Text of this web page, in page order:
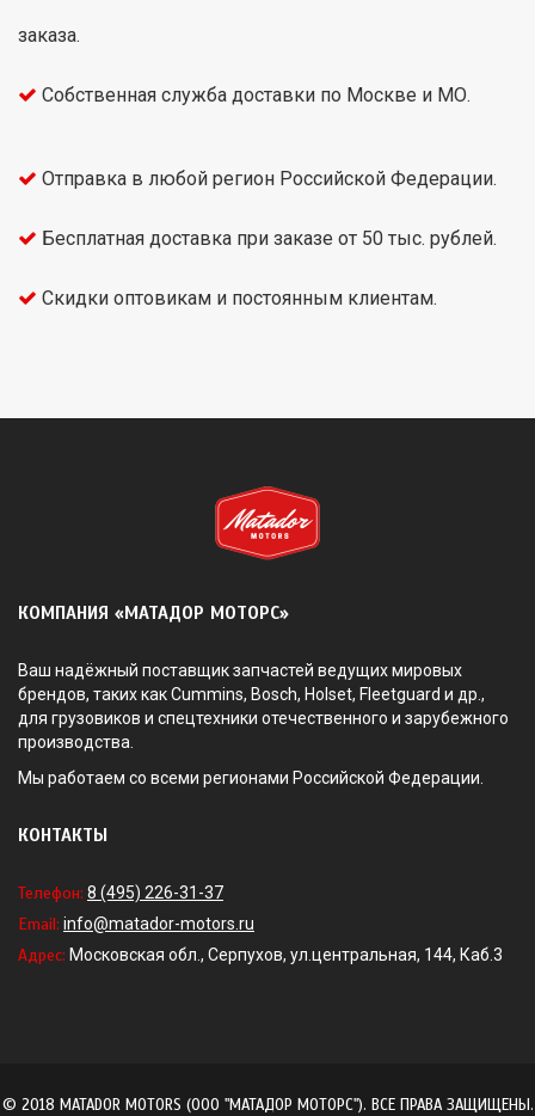
заказа.
Собственная служба доставки по Москве и МО.
Отправка в любой регион Российской Федерации.
Бесплатная доставка при заказе от 50 тыс. рублей.
Скидки оптовикам и постоянным клиентам.
КОМПАНИЯ «МАТАДОР МОТОРС»
Ваш надёжный поставщик запчастей ведущих мировых
брендов, таких как Cummins, Bosch, Holset, Fleetguard и др.,
для грузовиков и спецтехники отечественного и зарубежного
производства.
Мы работаем со всеми регионами Российской Федерации.
КОНТАКТЫ
Телефон: 8 (495) 226-31-37
Email: info@matador-motors.ru
Адрес: Московская обл., Серпухов, ул.центральная, 144, Каб.3
© 2018 MATADOR MOTORS (ООО "МАТАДОР МОТОРС"). ВСЕ ПРАВА ЗАЩИЩЕНЫ.